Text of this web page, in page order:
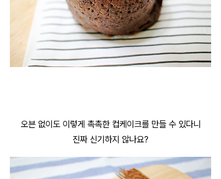
오븐 없이도 이렇게 촉촉한 컵케이크를 만들 수 있다니
진짜 신기하지 않나요?